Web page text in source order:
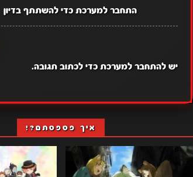
התחבר למערכת כדי להשתתף בדיון
יש להתחבר למערכתכדי לכתוב תגובה.
איך פספסתם?!